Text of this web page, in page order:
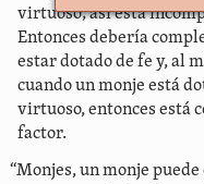
virtuoso; así está
Entonces debería
estar dotado de fe y, al
cuando un monje está
virtuoso, entonces está
factor.
“Monjes, un monje